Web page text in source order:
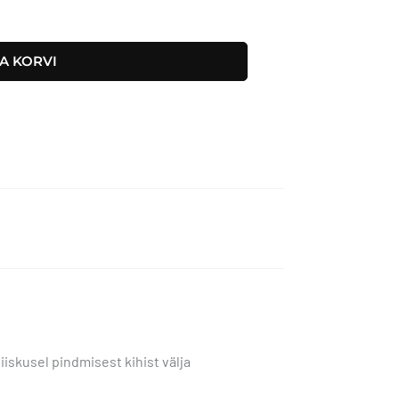
KORVI
pindmisest kihist välja